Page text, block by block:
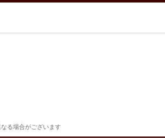
る場合がございます